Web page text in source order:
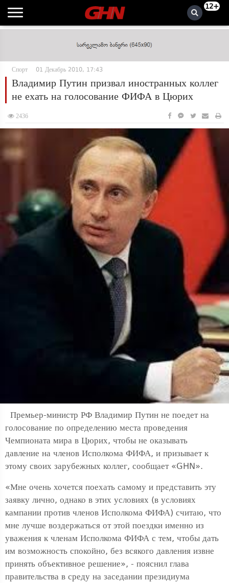
12+
Спорт 01 Декабрь 2010, 17:43
Владимир Путин призвал иностранных коллег
не ехать на голосование ФИФА в Цюрих
2436
Премьер-министр РФ Владимир Путин не поедет на
голосование по определению места проведения
Чемпионата мира в Цюрих, чтобы не оказывать
давление на членов Исполкома ФИФА, и призывает к
этому своих зарубежных коллег, сообщает «GHN».
«Мне очень хочется поехать самому и представить эту
заявку лично, однако в этих условиях (в условиях
кампании против членов Исполкома ФИФА) считаю, что
мне лучше воздержаться от этой поездки именно из
уважения к членам Исполкома ФИФА с тем, чтобы дать
им возможность спокойно, без всякого давления извне
принять объективное решение», - пояснил глава
правительства в среду на заседании президиума